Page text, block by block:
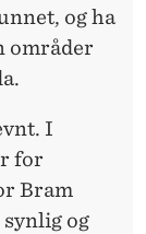
og ha
områder
I
for
Bram
og